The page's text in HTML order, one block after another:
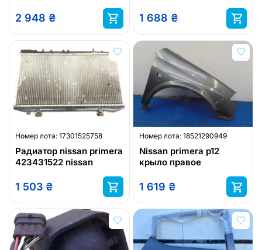
titan xd 16-
2 948 ₴ 1 688 ₴
Номер лота: 17301525758
Радиатор nissan primera
423431522 nissan
1 503 ₴
Номер лота: 18521290949
Nissan primera p12
крыло правое
1 619 ₴